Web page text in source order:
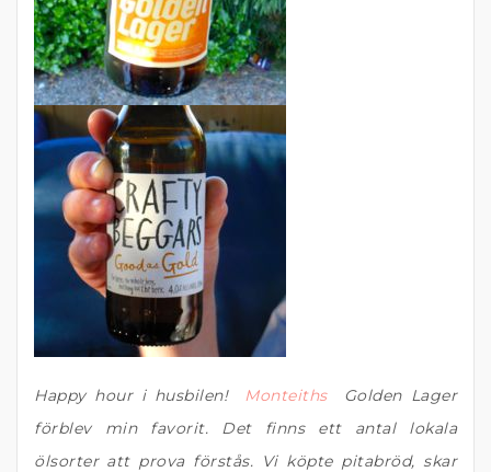
Happy hour i husbilen! MonteithsGolden Lager
förblev min favorit. Det finns ett antal lokala
ölsorter att prova förstås. Vi köpte pitabröd, skar